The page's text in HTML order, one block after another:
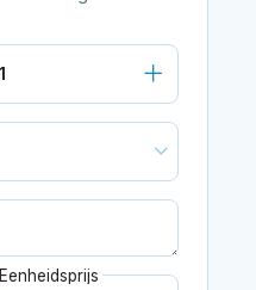
Eenheidsprijs